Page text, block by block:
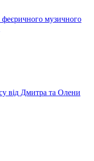
музичного
від Дмитра та Олени